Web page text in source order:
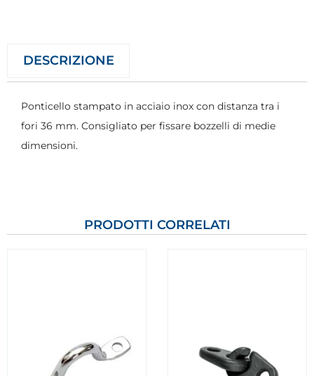
DESCRIZIONE
Ponticello stampato in acciaio inox con distanza tra i
fori 36 mm. Consigliato per fissare bozzelli di medie
dimensioni.
PRODOTTI CORRELATI